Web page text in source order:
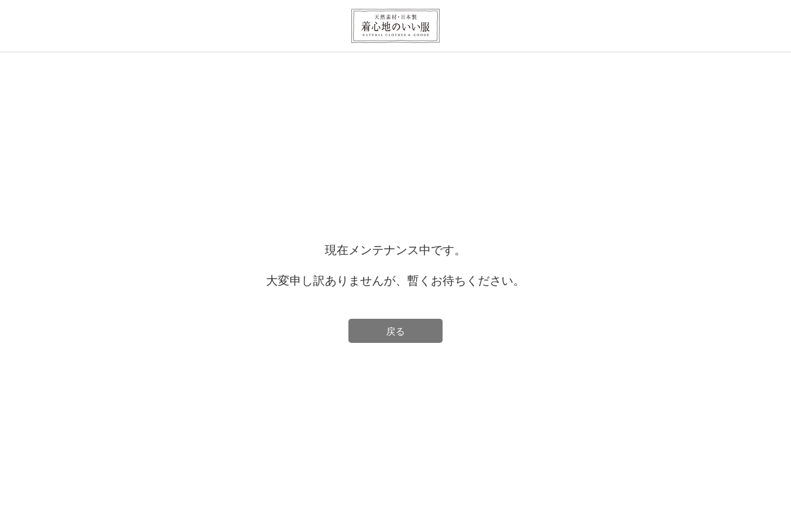
現在メンテナンス中です。
大変申し訳ありませんが、暫くお待ちください。
戻る